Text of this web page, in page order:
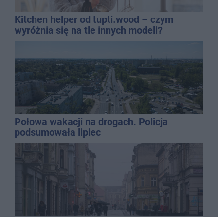
Kitchen helper od tupti.wood – czym
wyróżnia się na tle innych modeli?
Połowa wakacji na drogach. Policja
podsumowała lipiec